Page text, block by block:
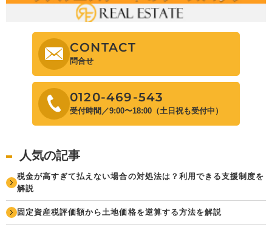
CONTACT
問合せ
0120-469-543
受付時間／9:00〜18:00（土日祝も受付中）
人気の記事
税金が高すぎて払えない場合の対処法は？利用できる支援制度を
解説
固定資産税評価額から土地価格を逆算する方法を解説